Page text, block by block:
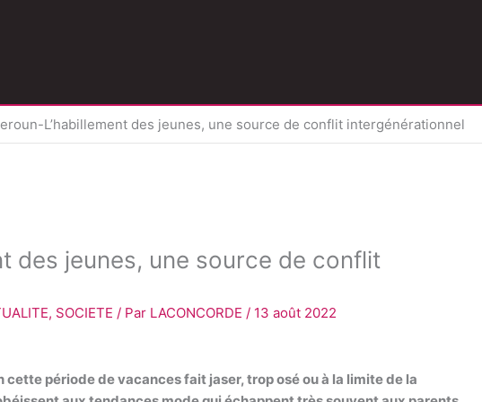
L’habillement des jeunes, une source de conflit intergénérationnel
des jeunes, une source de conflit
, SOCIETE / Par LACONCORDE / 13 août 2022
cette période de vacances fait jaser, trop osé ou à la limite de la